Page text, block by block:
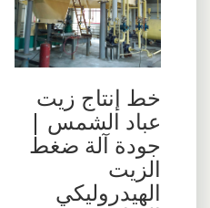
خط إنتاج زيت
عباد الشمس |
جودة آلة ضغط
الزيت
الهيدروليكي